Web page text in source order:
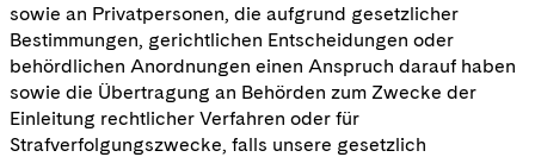
sowie an Privatpersonen, die aufgrund gesetzlicher
Bestimmungen, gerichtlichen Entscheidungen oder
behördlichen Anordnungen einen Anspruch darauf haben
sowie die Übertragung an Behörden zum Zwecke der
Einleitung rechtlicher Verfahren oder für
Strafverfolgungszwecke, falls unsere gesetzlich